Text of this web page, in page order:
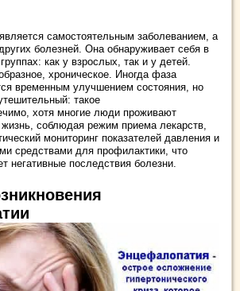
самостоятельным заболеванием, а
болезней. Она обнаруживает себя в
как у взрослых, так и у детей.
хроническое. Иногда фаза
временным улучшением состояния, но
такое
хотя многие люди проживают
соблюдая режим приема лекарств,
мониторинг показателей давления и
средствами для профилактики, что
негативные последствия болезни.